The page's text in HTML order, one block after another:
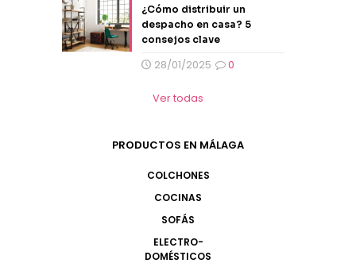
¿Cómo distribuir un
despacho en casa? 5
consejos clave
28/01/2025 0
Ver todas
PRODUCTOS EN MÁLAGA
COLCHONES
COCINAS
SOFÁS
ELECTRO-
DOMÉSTICOS